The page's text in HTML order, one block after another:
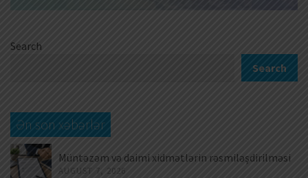
Search
Search
Ən son xəbərlər
Müntəzəm və daimi xidmətlərin rəsmiləşdirilməsi
AUGUST 7, 2026